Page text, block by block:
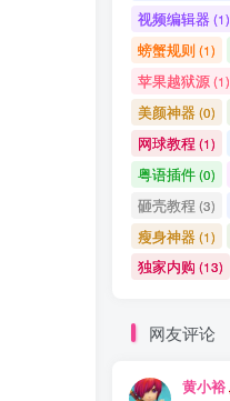
视频编辑器(1)
螃蟹规则(1)
苹果越狱源(1)
美颜神器(0)
网球教程 (1)
粤语插件(0)
砸壳教程 (3)
瘦身神器(1)
独家内购 (13)
网友评论
黄小裕